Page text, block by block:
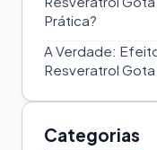
Prática?
A Verdade:
Resveratrol Gota
Categorias